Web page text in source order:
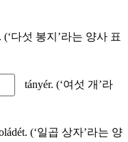
(‘다섯 봉지’라는 양사 표
tányér. (‘여섯 개’라
(‘일곱 상자’라는 양